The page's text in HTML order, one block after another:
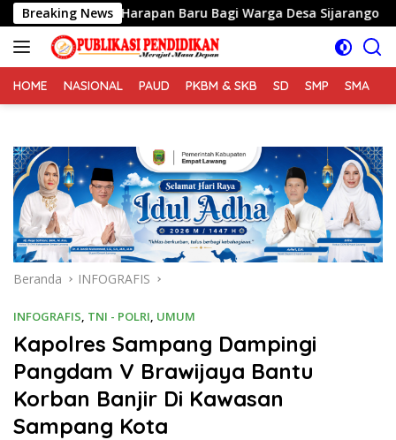
Langsung
ke
konten
Breaking News
Harapan Baru Bagi Warga Desa Sijarango 2
HOME NASIONAL PAUD PKBM & SKB SD SMP SMA
Beranda INFOGRAFIS
INFOGRAFIS, TNI - POLRI, UMUM
Kapolres Sampang Dampingi
Pangdam V Brawijaya Bantu
Korban Banjir Di Kawasan
Sampang Kota